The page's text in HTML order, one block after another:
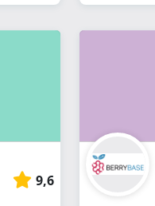
9,6